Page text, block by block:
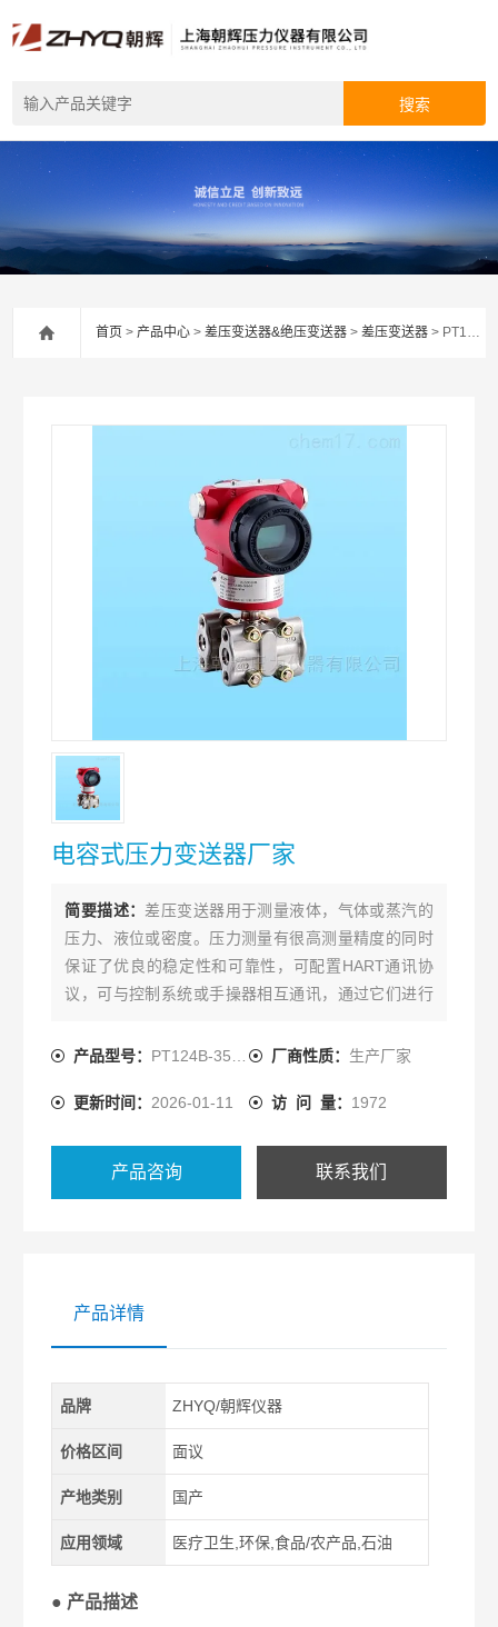
首页 >产品中心 >差压变送器&绝压变送器 >差压变送器 > PT124B-3501电容式压力变送器厂家
电容式压力变送器厂家
简要描述： 差压变送器用于测量液体，气体或蒸汽的
压力、液位或密度。压力测量有很高测量精度的同时
保证了优良的稳定性和可靠性，可配置HART通讯协
议，可与控制系统或手操器相互通讯，通过它们进行
产品型号： PT124B-3501 厂商性质： 生产厂家
更新时间： 2026-01-11 访 问 量： 1972
产品咨询 联系我们
产品详情
品牌 ZHYQ/朝辉仪器
价格区间 面议
产地类别 国产
应用领域 医疗卫生,环保,食品/农产品,石油
● 产品描述